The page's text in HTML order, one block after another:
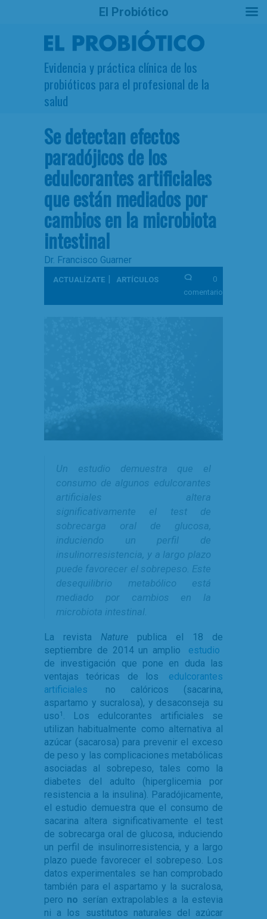
Evidencia y práctica clínica de los
probióticos para el profesional de la
salud
Se detectan efectos
paradójicos de los
edulcorantes artificiales
que están mediados por
cambios en la microbiota
intestinal
Dr. Francisco Guarner
ACTUALÍZATE | ARTÍCULOS
0
comentarios
Un estudio demuestra que el
consumo de algunos edulcorantes
artificiales altera
significativamente el test de
sobrecarga oral de glucosa,
induciendo un perfil de
insulinorresistencia, y a largo plazo
puede favorecer el sobrepeso. Este
desequilibrio metabólico está
mediado por cambios en la
microbiota intestinal.
La revista Nature publica el 18 de
septiembre de 2014 un amplio
estudio
de investigación que pone en duda las
ventajas teóricas de los
edulcorantes
artificiales
no calóricos (sacarina,
aspartamo y sucralosa), y desaconseja su
uso1 . Los edulcorantes artificiales se
utilizan habitualmente como alternativa al
azúcar (sacarosa) para prevenir el exceso
de peso y las complicaciones metabólicas
asociadas al sobrepeso, tales como la
diabetes del adulto (hiperglicemia por
resistencia a la insulina). Paradójicamente,
el estudio demuestra que el consumo de
sacarina altera significativamente el test
de sobrecarga oral de glucosa, induciendo
un perfil de insulinorresistencia, y a largo
plazo puede favorecer el sobrepeso. Los
datos experimentales se han comprobado
también para el aspartamo y la sucralosa,
pero no serían extrapolables a la estevia
ni a los sustitutos naturales del azúcar
El Probiótico